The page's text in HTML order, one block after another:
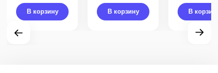
В корзину В корзину В